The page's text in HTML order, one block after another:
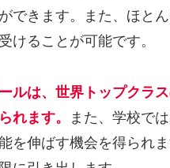
できます。また、ほと
けることが可能です。
ルは、世界トップクラ
れます。
また、学校で
を伸ばす機会を得られ